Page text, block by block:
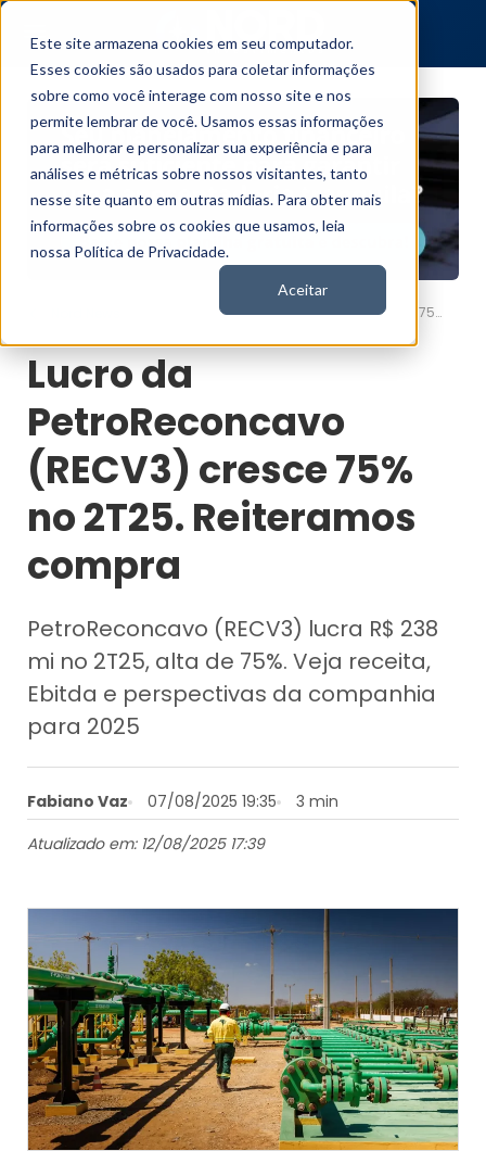
Este site armazena cookies em seu computador.
Esses cookies são usados para coletar informações
sobre como você interage com nosso site e nos
permite lembrar de você. Usamos essas informações
para melhorar e personalizar sua experiência e para
análises e métricas sobre nossos visitantes, tanto
nesse site quanto em outras mídias. Para obter mais
informações sobre os cookies que usamos, leia
nossa Política de Privacidade.
Aceitar
Lucro da PetroReconcavo (RECV3) cresce 75% no 2T25. Reiteramos compra
Lucro da
PetroReconcavo
(RECV3) cresce 75%
no 2T25. Reiteramos
compra
PetroReconcavo (RECV3) lucra R$ 238
mi no 2T25, alta de 75%. Veja receita,
Ebitda e perspectivas da companhia
para 2025
Fabiano Vaz 07/08/2025 19:35
3 min
Atualizado em: 12/08/2025 17:39